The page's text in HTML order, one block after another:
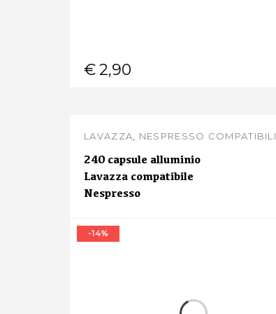
€2,90
LAVAZZA NESPRESSO COMPATIBILI
240 capsule alluminio
Lavazza compatibile
Nespresso
-14%